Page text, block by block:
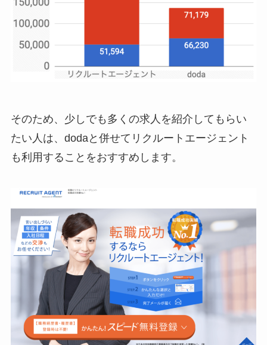
そのため、少しでも多くの求人を紹介してもらい
たい人は、dodaと併せてリクルートエージェント
も利用することをおすすめします。